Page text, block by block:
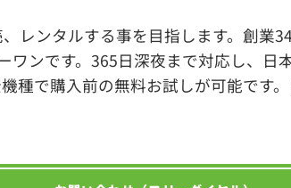
レンタルする事を目指します。創業
ンです。365日深夜まで対応し、日
種で購入前の無料お試しが可能です